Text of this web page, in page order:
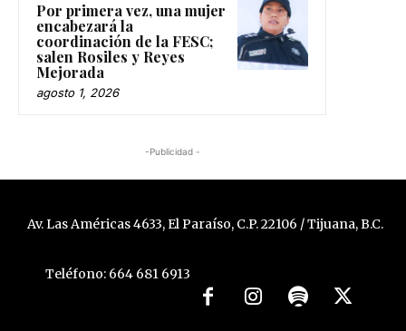
Por primera vez, una mujer
encabezará la
coordinación de la FESC;
salen Rosiles y Reyes
Mejorada
agosto 1, 2026
-Publicidad -
Av. Las Américas 4633, El Paraíso, C.P. 22106 / Tijuana, B.C.
Teléfono: 664 681 6913